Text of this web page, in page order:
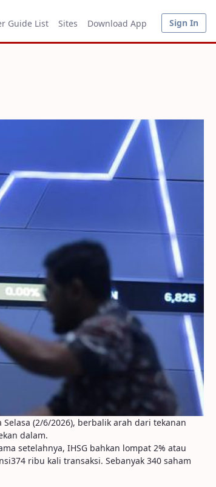
Guide List Sites Download App Sign In
(2/6/2026), berbalik arah dari tekanan
dalam.
setelahnya, IHSG bahkan lompat 2% atau
ribu kali transaksi. Sebanyak 340 saham